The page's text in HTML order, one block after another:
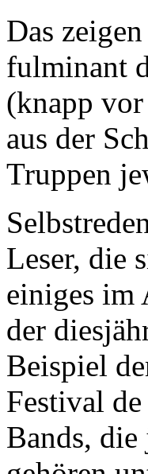
Das
fulminant
(knapp
aus der
Truppen
Leser, die
einiges im
der
Beispiel
Festival
Bands,